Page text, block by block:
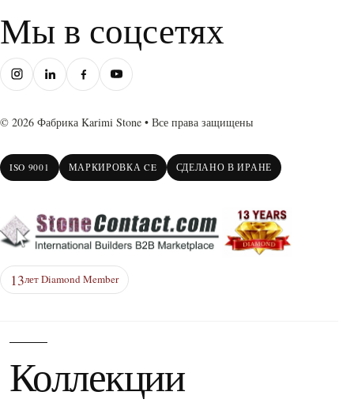
Мы в соцсетях
© 2026 Фабрика Karimi Stone • Все права защищены
ISO 9001 МАРКИРОВКА CE СДЕЛАНО В ИРАНЕ
13лет Diamond Member
Коллекции